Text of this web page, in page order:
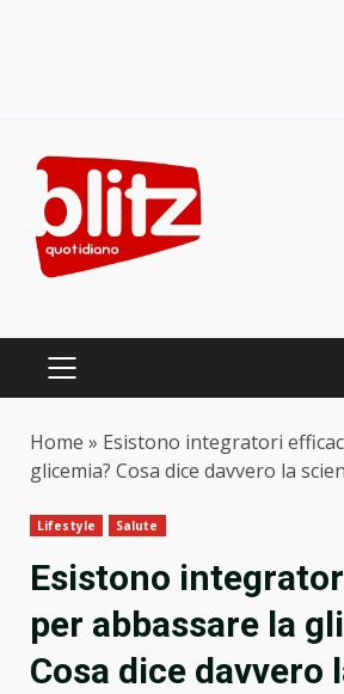
content
PRIMARY
Home » Esistono integratori
glicemia? Cosa dice davvero la
Lifestyle Salute
Esistono
per abbassare la
Cosa dice davvero